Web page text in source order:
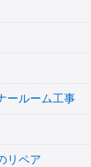
ールーム工事
リペア